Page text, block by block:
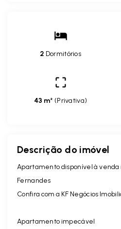
2 Dormitórios
43 m² (Privativa)
Descrição do imóvel
Apartamento disponível à venda
Fernandes
Confira com a KF Negócios
Apartamento impecável